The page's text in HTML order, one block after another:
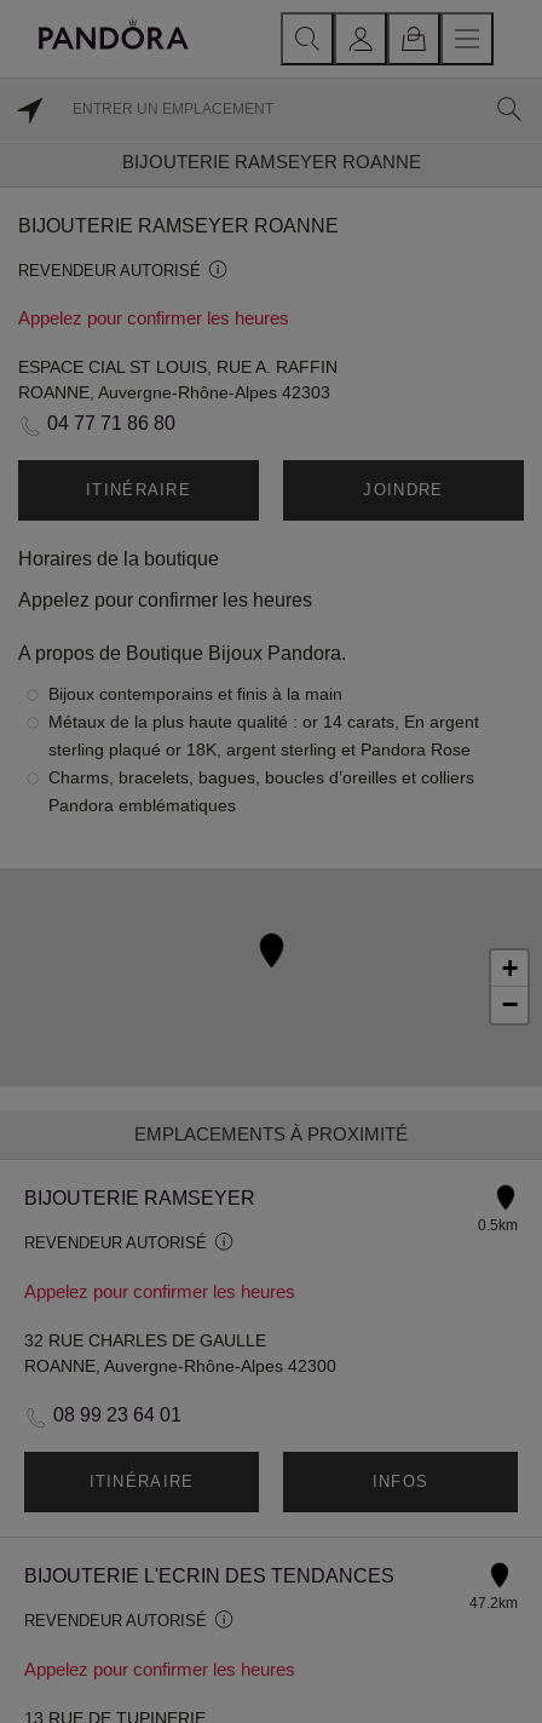
BIJOUTERIE RAMSEYER ROANNE
BIJOUTERIE RAMSEYER ROANNE
REVENDEUR AUTORISÉ
Appelez pour confirmer les heures
ESPACE CIAL ST LOUIS, RUE A. RAFFIN
ROANNE, Auvergne-Rhône-Alpes 42303
04 77 71 86 80
ITINÉRAIRE JOINDRE
Horaires de la boutique
Appelez pour confirmer les heures
A propos de Boutique Bijoux Pandora.
Bijoux contemporains et finis à la main
Métaux de la plus haute qualité : or 14 carats, En argent
sterling plaqué or 18K, argent sterling et Pandora Rose
Charms, bracelets, bagues, boucles d’oreilles et colliers
Pandora emblématiques
+
−
EMPLACEMENTS À PROXIMITÉ
BIJOUTERIE RAMSEYER
REVENDEUR AUTORISÉ
Appelez pour confirmer les heures
0.5km
32 RUE CHARLES DE GAULLE
ROANNE, Auvergne-Rhône-Alpes 42300
08 99 23 64 01
ITINÉRAIRE INFOS
BIJOUTERIE L'ECRIN DES TENDANCES
REVENDEUR AUTORISÉ
Appelez pour confirmer les heures
47.2km
13 RUE DE TUPINERIE